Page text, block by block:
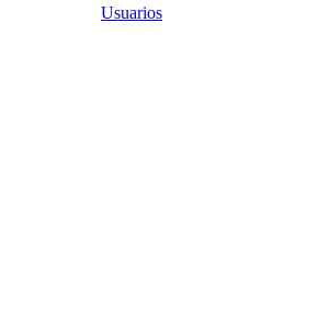
Usuarios